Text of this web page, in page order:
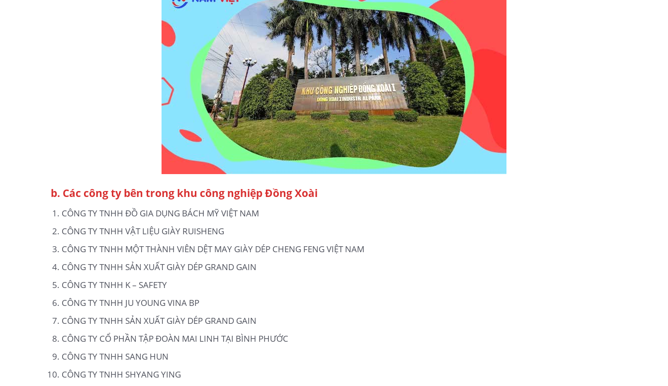
b. Các công ty bên trong khu công nghiệp Đồng Xoài
CÔNG TY TNHH ĐỒ GIA DỤNG BÁCH MỸ VIỆT NAM
CÔNG TY TNHH VẬT LIỆU GIÀY RUISHENG
CÔNG TY TNHH MỘT THÀNH VIÊN DỆT MAY GIÀY DÉP CHENG FENG VIỆT NAM
CÔNG TY TNHH SẢN XUẤT GIÀY DÉP GRAND GAIN
CÔNG TY TNHH K – SAFETY
CÔNG TY TNHH JU YOUNG VINA BP
CÔNG TY TNHH SẢN XUẤT GIÀY DÉP GRAND GAIN
CÔNG TY CỔ PHẦN TẬP ĐOÀN MAI LINH TẠI BÌNH PHƯỚC
CÔNG TY TNHH SANG HUN
CÔNG TY TNHH SHYANG YING